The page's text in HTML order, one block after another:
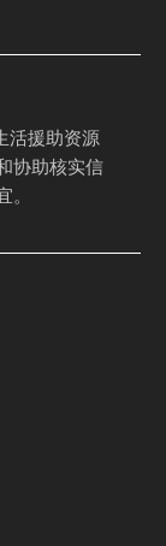
活援助资源
协助核实信